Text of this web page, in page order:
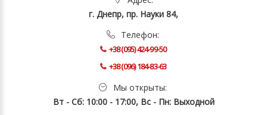
г. Днепр, пр. Науки 84,
Телефон:
+38 (095) 424-99-50
+38 (096) 184-83-63
Мы открыты:
Вт - Сб: 10:00 - 17:00, Вс - Пн: Выходной